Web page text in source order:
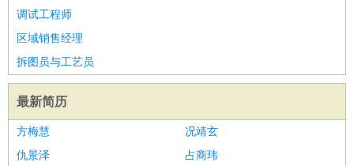
调试工程师
区域销售经理
拆图员与工艺员
最新简历
方梅慧
况靖玄
仇景泽
占商玮